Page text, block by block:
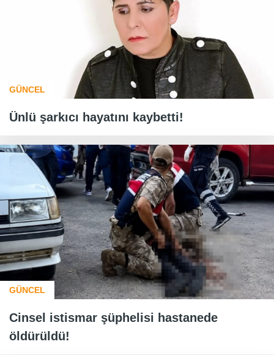
GÜNCEL
Ünlü şarkıcı hayatını kaybetti!
GÜNCEL
Cinsel istismar şüphelisi hastanede
öldürüldü!